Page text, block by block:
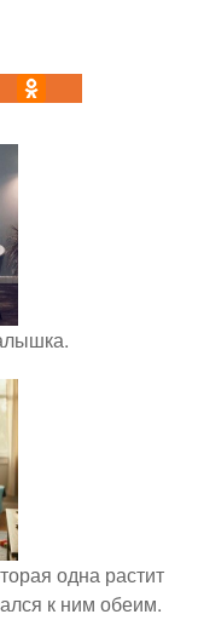
одна растит
к ним обеим.